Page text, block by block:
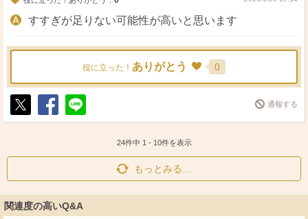
すすぎが足りない可能性が高いと思います
役に立った！ ありがとう 0
ポ
シ
送
通報する
24件中 1 - 10件を表示
もっとみる…
関連度の高いQ&A